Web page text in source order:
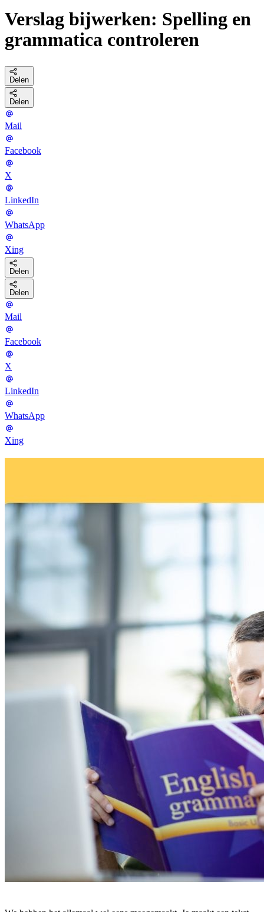
Verslag bijwerken: Spelling en
grammatica controleren
Delen
Delen
Mail
Facebook
X
LinkedIn
WhatsApp
Xing
Delen
Delen
Mail
Facebook
X
LinkedIn
WhatsApp
Xing